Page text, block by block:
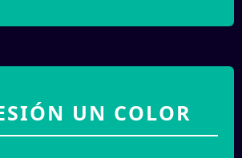
UN COLOR